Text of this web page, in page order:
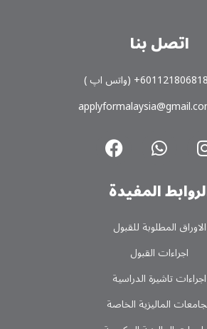
اتصل بنا
601121806818+ (واتس اپ )
المفیدة
الاوراق المطلوبة للقبول
اجراءات القبول
اجراءات تاشیرة الدراسیة
المالیزیة الخاصة